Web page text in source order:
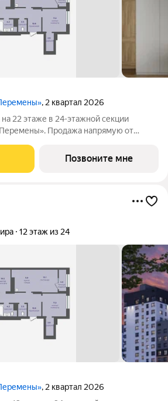
, 2 квартал 2026
22 этаже в 24-этажной секции
Продажа напрямую от
наиболее выгодного варианта
по
Позвоните мне
12 этаж из 24
, 2 квартал 2026